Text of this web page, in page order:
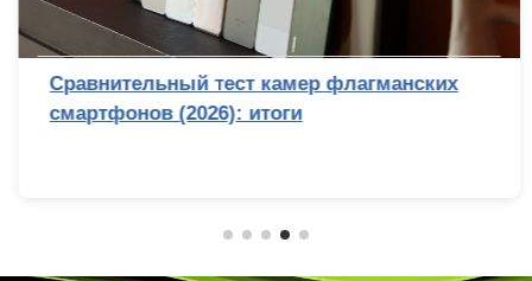
Сравнительный тест камер флагманских
смартфонов (2026): итоги